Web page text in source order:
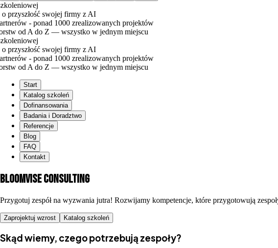
swojej firmy z AI
- ponad 1000 zrealizowanych projektów
A do Z — wszystko w jednym miejscu
swojej firmy z AI
- ponad 1000 zrealizowanych projektów
A do Z — wszystko w jednym miejscu
Start
Katalog szkoleń
Dofinansowania
Badania i Doradztwo
Referencje
Blog
FAQ
Kontakt
BloomviseConsulting
Przygotuj zespół na wyzwania jutra! Rozwijamy kompetencje, które przygotowują
Zaprojektuj wzrost Katalog szkoleń
Skąd wiemy, czego potrzebują zespoły?